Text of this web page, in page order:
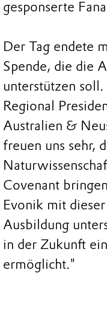
gesponserte
Der Tag endete
Spende, die die
unterstützen
Regional
Australien &
freuen uns sehr,
Covenant
Evonik mit
Ausbildung
in der Zukunft
ermöglicht."